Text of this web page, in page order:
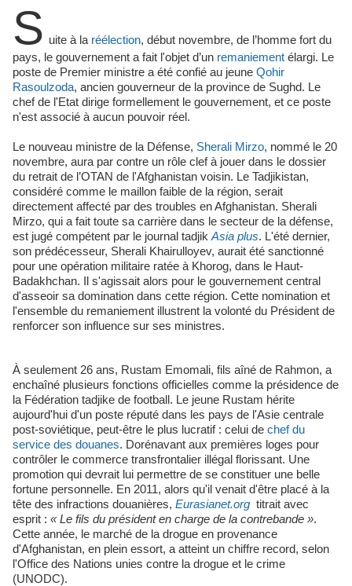
S uite à la réélection, début novembre, de l’homme fort du
pays, le gouvernement a fait l'objet d’un remaniement élargi. Le
poste de Premier ministre a été confié au jeune Qohir
Rasoulzoda, ancien gouverneur de la province de Sughd. Le
chef de l'Etat dirige formellement le gouvernement, et ce poste
n'est associé à aucun pouvoir réel.
Le nouveau ministre de la Défense, Sherali Mirzo, nommé le 20
novembre, aura par contre un rôle clef à jouer dans le dossier
du retrait de l’OTAN de l'Afghanistan voisin. Le Tadjikistan,
considéré comme le maillon faible de la région, serait
directement affecté par des troubles en Afghanistan. Sherali
Mirzo, qui a fait toute sa carrière dans le secteur de la défense,
est jugé compétent par le journal tadjik Asia plus. L'été dernier,
son prédécesseur, Sherali Khairulloyev, aurait été sanctionné
pour une opération militaire ratée à Khorog, dans le Haut-
Badakhchan. Il s'agissait alors pour le gouvernement central
d'asseoir sa domination dans cette région. Cette nomination et
l'ensemble du remaniement illustrent la volonté du Président de
renforcer son influence sur ses ministres.
À seulement 26 ans, Rustam Emomali, fils aîné de Rahmon, a
enchaîné plusieurs fonctions officielles comme la présidence de
la Fédération tadjike de football. Le jeune Rustam hérite
aujourd'hui d'un poste réputé dans les pays de l'Asie centrale
post-soviétique, peut-être le plus lucratif : celui de chef du
service des douanes. Dorénavant aux premières loges pour
contrôler le commerce transfrontalier illégal florissant. Une
promotion qui devrait lui permettre de se constituer une belle
fortune personnelle. En 2011, alors qu'il venait d'être placé à la
tête des infractions douanières, Eurasianet.org titrait avec
esprit : « Le fils du président en charge de la contrebande ».
Cette année, le marché de la drogue en provenance
d'Afghanistan, en plein essort, a atteint un chiffre record, selon
l'Office des Nations unies contre la drogue et le crime
(UNODC).